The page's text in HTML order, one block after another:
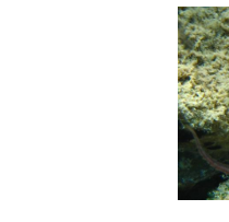
Image